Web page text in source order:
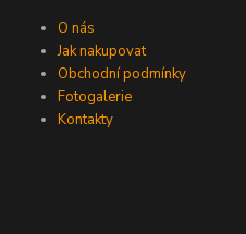
O nás
Jak nakupovat
Obchodní podmínky
Fotogalerie
Kontakty